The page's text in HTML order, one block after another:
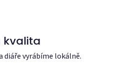
kvalita
diáře vyrábíme lokálně.